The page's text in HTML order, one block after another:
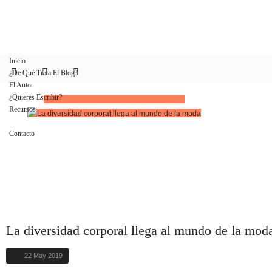
Inicio
¿De Qué Trata El Blog?
El Autor
¿Quieres Escribir?
Recursos
Contacto
La diversidad corporal llega al mundo de la
22 May 2019